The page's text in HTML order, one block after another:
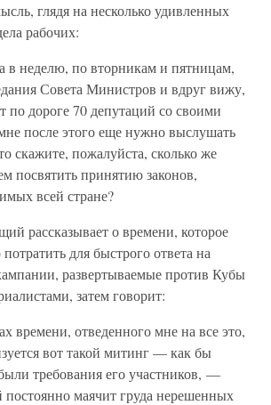
глядя на несколько удивленных
рабочих:
в неделю, по вторникам и пятницам,
Совета Министров и вдруг вижу,
по дороге 70 депутаций со своими
после этого еще нужно выслушать
скажите, пожалуйста, сколько же
посвятить принятию законов,
всей стране?
рассказывает о времени, которое
для быстрого ответа на
развертываемые против Кубы
затем говорит:
времени, отведенного мне на все это,
вот такой митинг — как бы
требования его участников, —
постоянно маячит груда нерешенных